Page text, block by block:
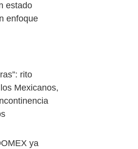
estado
enfoque
rito
Mexicanos,
ya